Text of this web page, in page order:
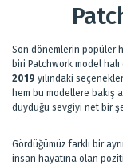
Son dönemlerin popüler
biri Patchwork model
2019 yılındaki
hem bu modellere bakış
duyduğu sevgiyi net bir
Gördüğümüz farklı bir
insan hayatına olan